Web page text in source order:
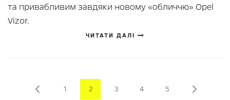
та привабливим завдяки новому «обличчю» Opel
Vizor.
ЧИТАТИ ДАЛІ
Page Previous
1 2 3 4 5